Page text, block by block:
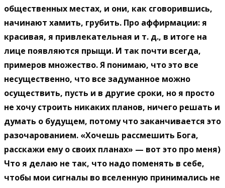
общественных местах, и они, как сговорившись,
начинают хамить, грубить. Про аффирмации: я
красивая, я привлекательная и т. д., в итоге на
лице появляются прыщи. И так почти всегда,
примеров множество. Я понимаю, что это все
несущественно, что все задуманное можно
осуществить, пусть и в другие сроки, но я просто
не хочу строить никаких планов, ничего решать и
думать о будущем, потому что заканчивается это
разочарованием. «Хочешь рассмешить Бога,
расскажи ему о своих планах» — вот это про меня)
Что я делаю не так, что надо поменять в себе,
чтобы мои сигналы во вселенную принимались не